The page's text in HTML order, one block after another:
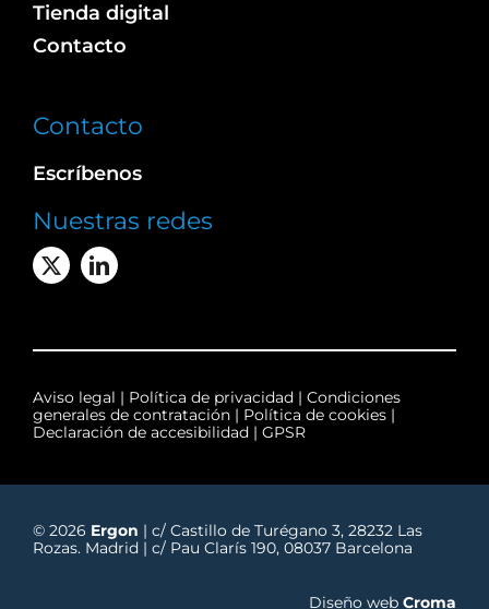
Tienda digital
Contacto
Contacto
Escríbenos
Nuestras redes
Aviso legal | Política de privacidad | Condiciones
generales de contratación| Política de cookies|
Declaración de accesibilidad| GPSR
© 2026 Ergon | c/ Castillo de Turégano 3, 28232 Las
Rozas. Madrid | c/ Pau Clarís 190, 08037 Barcelona
Diseño webCroma